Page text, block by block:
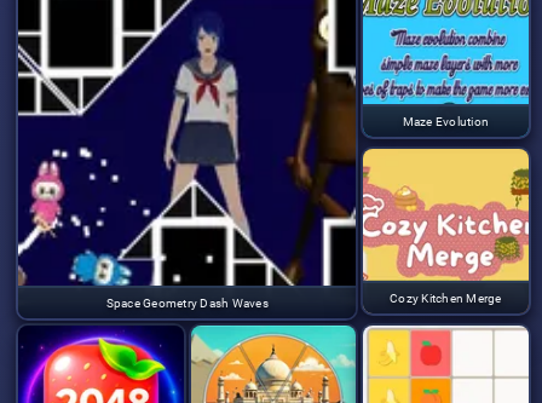
Space Geometry Dash Waves
Maze Evolution
Cozy Kitchen Merge